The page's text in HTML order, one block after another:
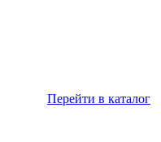
Перейти в каталог